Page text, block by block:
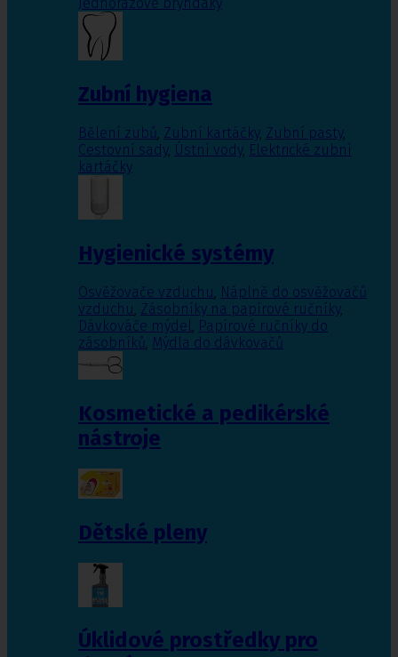
Zubní hygiena
Bělení zubů, Zubní kartáčky, Zubní pasty,
Cestovní sady, Ústní vody, Elektrické zubní
kartáčky
Hygienické systémy
Osvěžovače vzduchu, Náplně do osvěžovačů
vzduchu, Zásobníky na papírové ručníky,
Dávkováče mýdel, Papírové ručníky do
zásobníků, Mýdla do dávkovačů
Kosmetické a pedikérské
nástroje
Dětské pleny
Úklidové prostředky pro